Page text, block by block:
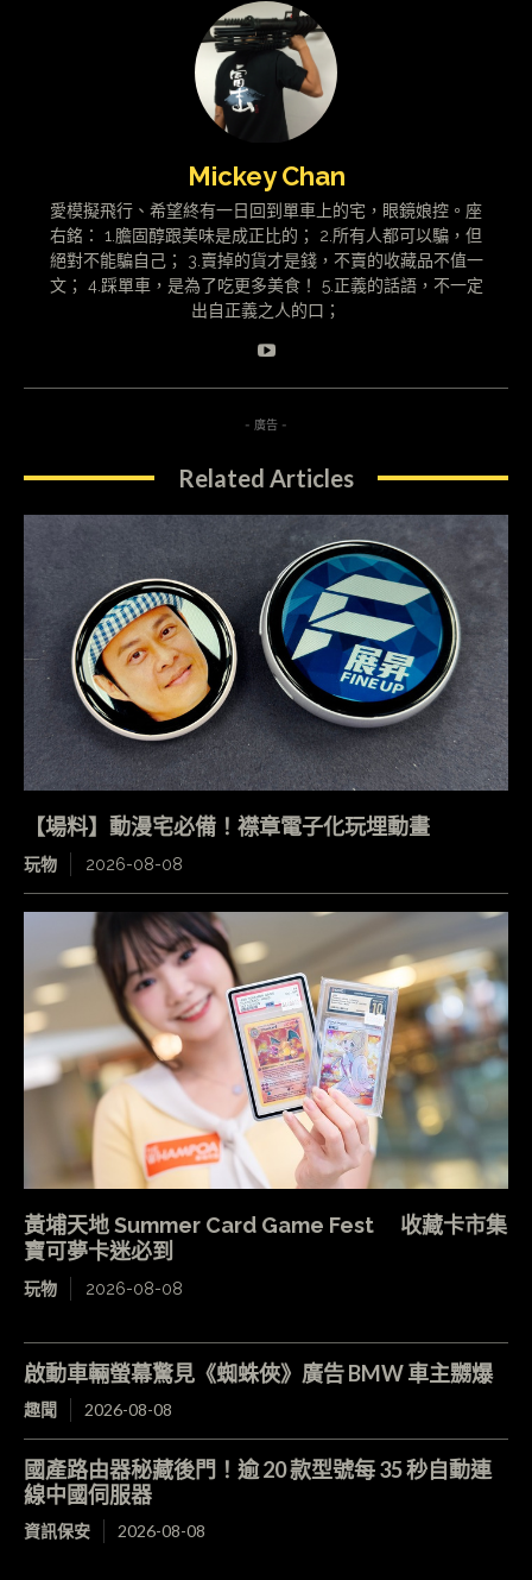
Mickey Chan
愛模擬飛行、希望終有一日回到單車上的宅，眼鏡娘控。座
右銘： 1.膽固醇跟美味是成正比的； 2.所有人都可以騙，但
絕對不能騙自己； 3.賣掉的貨才是錢，不賣的收藏品不值一
文； 4.踩單車，是為了吃更多美食！ 5.正義的話語，不一定
出自正義之人的口；
- 廣告 -
Related Articles
【場料】動漫宅必備！襟章電子化玩埋動畫
玩物 2026-08-08
黃埔天地 Summer Card Game Fest 收藏卡市集
寶可夢卡迷必到
玩物 2026-08-08
啟動車輛螢幕驚見《蜘蛛俠》廣告 BMW 車主嬲爆
趣聞 2026-08-08
國產路由器秘藏後門！逾 20 款型號每 35 秒自動連
線中國伺服器
資訊保安 2026-08-08